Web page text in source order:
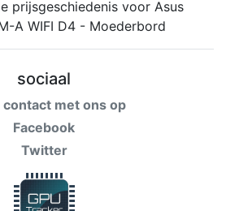
sociaal
contact met ons op
Facebook
Twitter